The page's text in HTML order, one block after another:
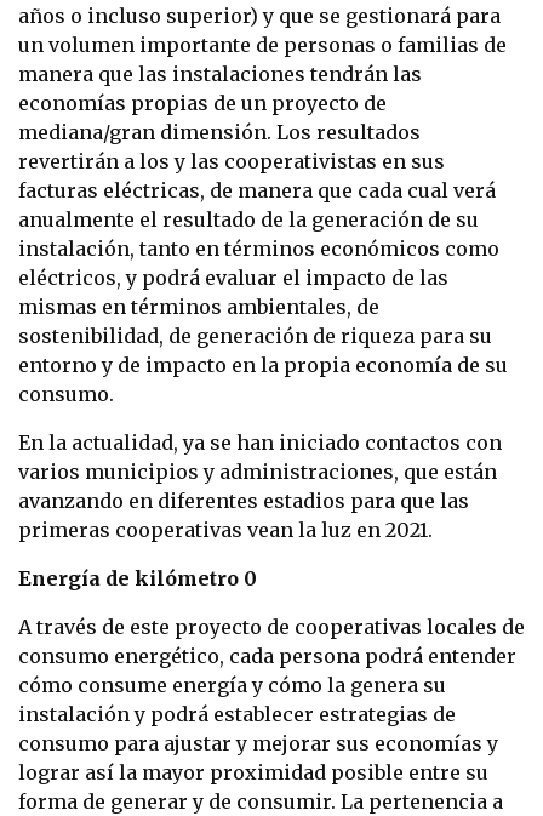
años o incluso superior) y que se gestionará para
un volumen importante de personas o familias de
manera que las instalaciones tendrán las
economías propias de un proyecto de
mediana/gran dimensión. Los resultados
revertirán a los y las cooperativistas en sus
facturas eléctricas, de manera que cada cual verá
anualmente el resultado de la generación de su
instalación, tanto en términos económicos como
eléctricos, y podrá evaluar el impacto de las
mismas en términos ambientales, de
sostenibilidad, de generación de riqueza para su
entorno y de impacto en la propia economía de su
consumo.
En la actualidad, ya se han iniciado contactos con
varios municipios y administraciones, que están
avanzando en diferentes estadios para que las
primeras cooperativas vean la luz en 2021.
Energía de kilómetro 0
A través de este proyecto de cooperativas locales de
consumo energético, cada persona podrá entender
cómo consume energía y cómo la genera su
instalación y podrá establecer estrategias de
consumo para ajustar y mejorar sus economías y
lograr así la mayor proximidad posible entre su
forma de generar y de consumir. La pertenencia a